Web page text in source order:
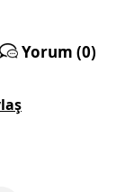
Yorum (0)